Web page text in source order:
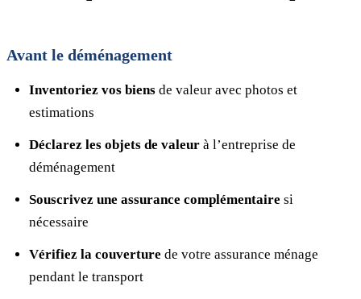
Avant le déménagement
Inventoriez vos biens de valeur avec photos et
estimations
Déclarez les objets de valeur à l’entreprise de
déménagement
Souscrivez une assurance complémentaire si
nécessaire
Vérifiez la couverture de votre assurance ménage
pendant le transport